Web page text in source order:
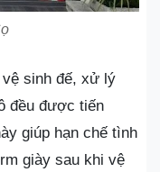
sinh đế, xử lý
đều được tiến
giúp hạn chế tình
giày sau khi vệ